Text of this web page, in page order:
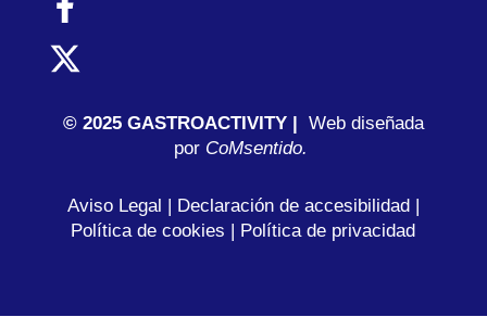
© 2025 GASTROACTIVITY | Web diseñada
porCoMsentido.
Aviso Legal | Declaración de accesibilidad|
Política de cookies | Política de privacidad